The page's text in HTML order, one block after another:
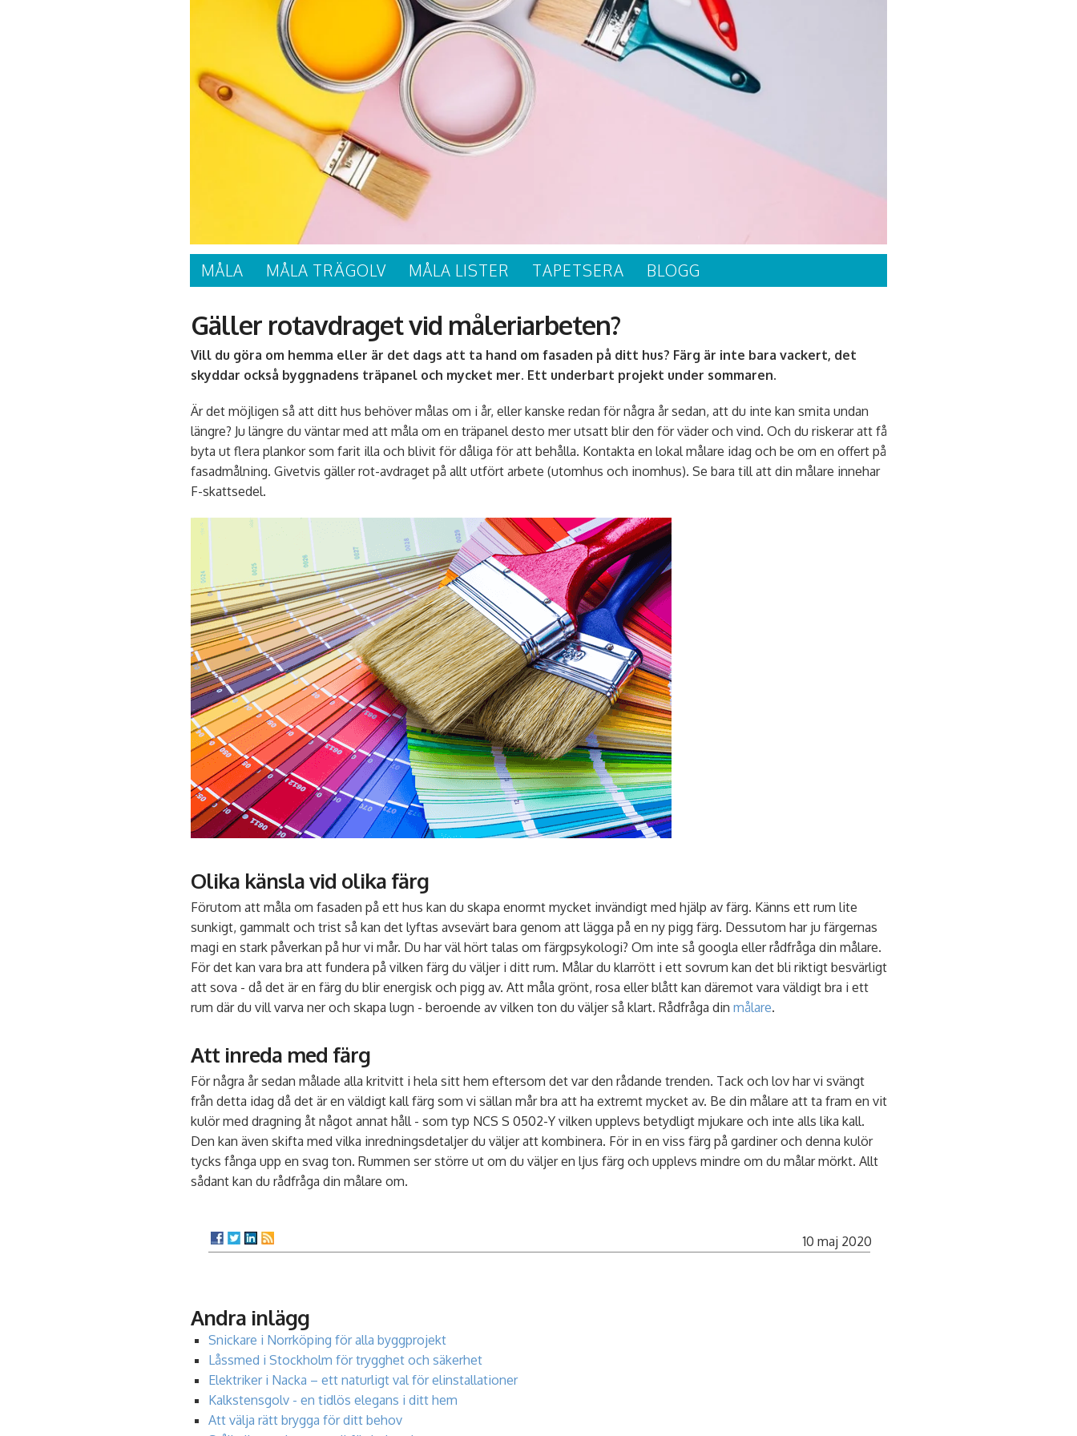
MÅLA MÅLA TRÄGOLV MÅLA LISTER TAPETSERA BLOGG
Gäller rotavdraget vid måleriarbeten?
Vill du göra om hemma eller är det dags att ta hand om fasaden på ditt hus? Färg är inte bara vackert, det
skyddar också byggnadens träpanel och mycket mer. Ett underbart projekt under sommaren.
Är det möjligen så att ditt hus behöver målas om i år, eller kanske redan för några år sedan, att du inte kan smita undan
längre? Ju längre du väntar med att måla om en träpanel desto mer utsatt blir den för väder och vind. Och du riskerar att få
byta ut flera plankor som farit illa och blivit för dåliga för att behålla. Kontakta en lokal målare idag och be om en offert på
fasadmålning. Givetvis gäller rot-avdraget på allt utfört arbete (utomhus och inomhus). Se bara till att din målare innehar
F-skattsedel.
Olika känsla vid olika färg
Förutom att måla om fasaden på ett hus kan du skapa enormt mycket invändigt med hjälp av färg. Känns ett rum lite
sunkigt, gammalt och trist så kan det lyftas avsevärt bara genom att lägga på en ny pigg färg. Dessutom har ju färgernas
magi en stark påverkan på hur vi mår. Du har väl hört talas om färgpsykologi? Om inte så googla eller rådfråga din målare.
För det kan vara bra att fundera på vilken färg du väljer i ditt rum. Målar du klarrött i ett sovrum kan det bli riktigt besvärligt
att sova - då det är en färg du blir energisk och pigg av. Att måla grönt, rosa eller blått kan däremot vara väldigt bra i ett
rum där du vill varva ner och skapa lugn - beroende av vilken ton du väljer så klart. Rådfråga din målare.
Att inreda med färg
För några år sedan målade alla kritvitt i hela sitt hem eftersom det var den rådande trenden. Tack och lov har vi svängt
från detta idag då det är en väldigt kall färg som vi sällan mår bra att ha extremt mycket av. Be din målare att ta fram en vit
kulör med dragning åt något annat håll - som typ NCS S 0502-Y vilken upplevs betydligt mjukare och inte alls lika kall.
Den kan även skifta med vilka inredningsdetaljer du väljer att kombinera. För in en viss färg på gardiner och denna kulör
tycks fånga upp en svag ton. Rummen ser större ut om du väljer en ljus färg och upplevs mindre om du målar mörkt. Allt
sådant kan du rådfråga din målare om.
10 maj 2020
Andra inlägg
Snickare i Norrköping för alla byggprojekt
Låssmed i Stockholm för trygghet och säkerhet
Elektriker i Nacka – ett naturligt val för elinstallationer
Kalkstensgolv - en tidlös elegans i ditt hem
Att välja rätt brygga för ditt behov